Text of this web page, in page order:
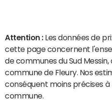
Attention : Les données de
cette page concernent
de communes du Sud
commune de Fleury. Nos
conséquent moins précises
commune.